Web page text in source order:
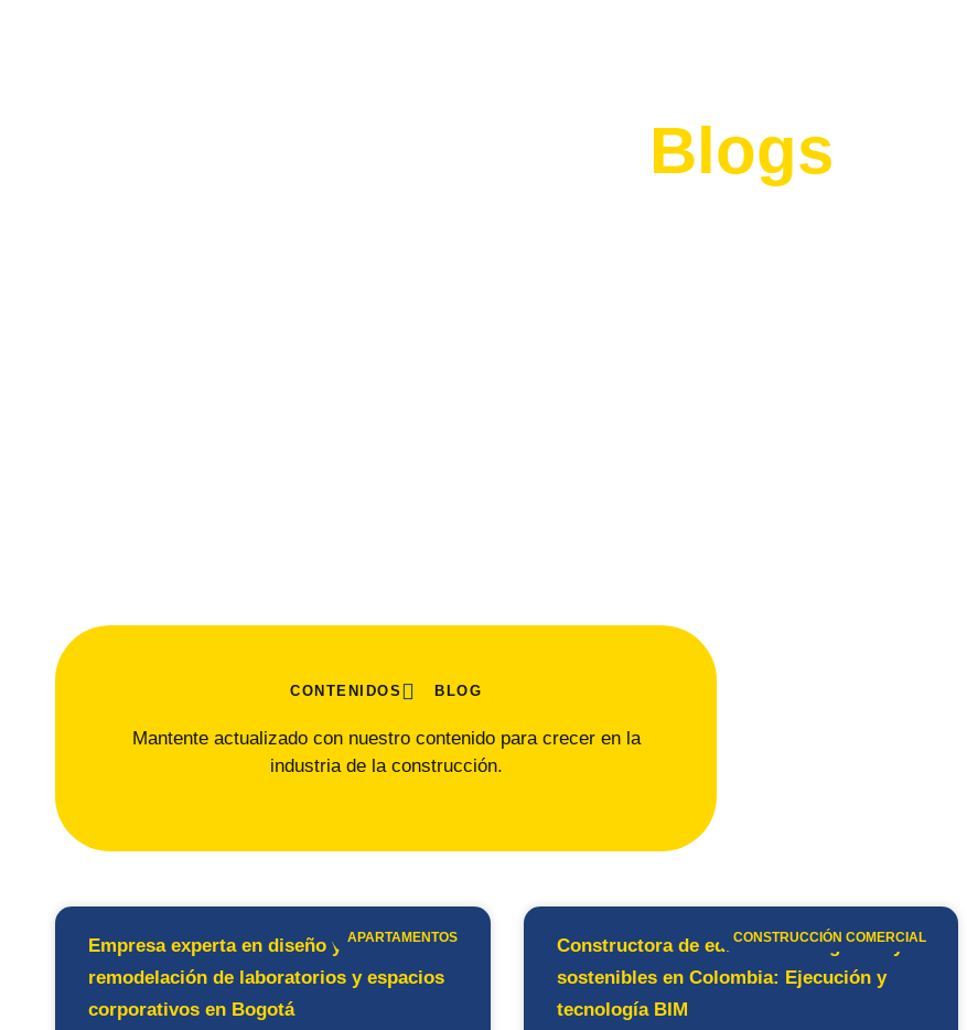
Blogs
CONTENIDOS BLOG
Mantente actualizado con nuestro contenido para crecer en la
industria de la construcción.
APARTAMENTOS
Empresa experta en diseño y
remodelación de laboratorios y espacios
corporativos en Bogotá
CONSTRUCCIÓN COMERCIAL
Constructora de edificios inteligentes y
sostenibles en Colombia: Ejecución y
tecnología BIM